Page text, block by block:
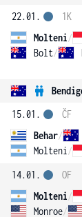
22.01.
Molteni/
Bolt/
1K
15.01.
Behar/
Molteni /
ČF
14.01.
Molteni/
Monroe/
OF